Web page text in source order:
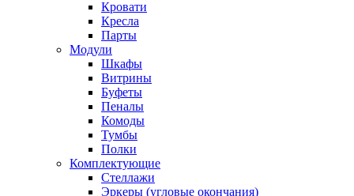
Кровати
Кресла
Парты
Модули
Шкафы
Витрины
Буфеты
Пеналы
Комоды
Тумбы
Полки
Комплектующие
Стеллажи
Эркеры (угловые окончания)